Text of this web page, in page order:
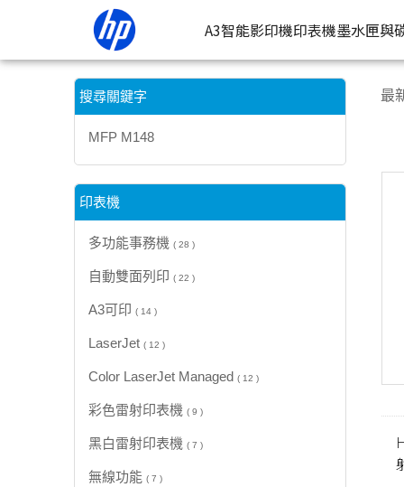
【MFP M148】搜尋結果 | HP® 惠普台灣原廠購物網
A3智能影印機印表機
連續噴
墨水匣與
墨
搜尋關鍵字
MFP M148
印表機
多功能事務機 ( 28 )
自動雙面列印 ( 22 )
A3可印 ( 14 )
LaserJet ( 12 )
Color LaserJet Managed ( 12 )
彩色雷射印表機 ( 9 )
黑白雷射印表機 ( 7 )
無線功能 ( 7 )
最